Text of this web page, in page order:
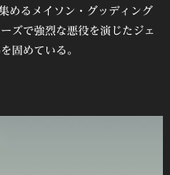
めるメイソン・グッディング
ズで強烈な悪役を演じたジェ
固めている。